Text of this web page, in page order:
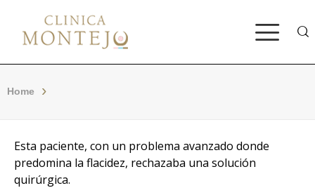
Home
Esta paciente, con un problema avanzado donde
predomina la flacidez, rechazaba una solución
quirúrgica.